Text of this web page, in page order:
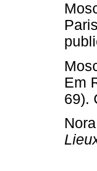
Em
69).